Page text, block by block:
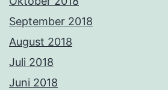
September 2018
August 2018
Juli 2018
Juni 2018